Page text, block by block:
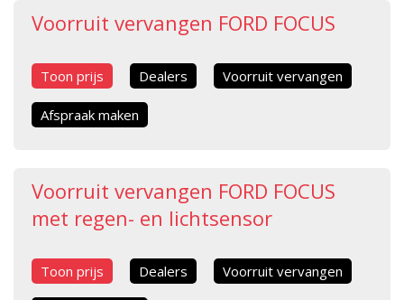
Voorruit vervangen FORD FOCUS
Toon prijs Dealers Voorruit vervangen
Afspraak maken
Voorruit vervangen FORD FOCUS
met regen- en lichtsensor
Toon prijs Dealers Voorruit vervangen